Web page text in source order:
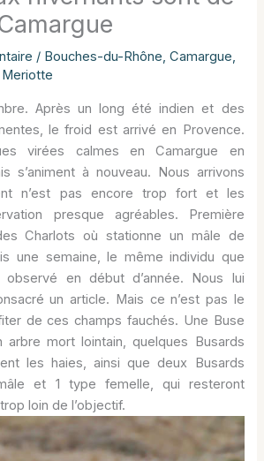
/ Bouches-du-Rhône,Camargue,
Après un long été indien et des
le froid est arrivé en Provence.
virées calmes en Camargue en
s’animent à nouveau. Nous arrivons
n’est pas encore trop fort et les
presque agréables. Première
Charlots où stationne un mâle de
une semaine, le même individu que
en début d’année. Nous lui
un article. Mais ce n’est pas le
de ces champs fauchés. Une Buse
mort lointain, quelques Busards
les haies, ainsi que deux Busards
et 1 type femelle, qui resteront
loin de l’objectif.